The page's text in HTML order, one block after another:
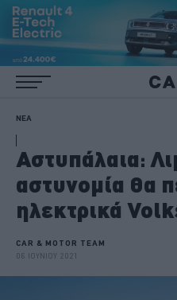
ΝΕΑ
Αστυπάλαια:
αστυνομία θα
ηλεκτρικά
CAR & MOTOR TEAM
06 ΙΟΥΝΙΟΥ 2021